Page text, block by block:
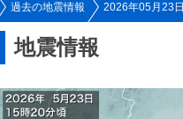
過去の地震情報 2026年05月23日
地震情報